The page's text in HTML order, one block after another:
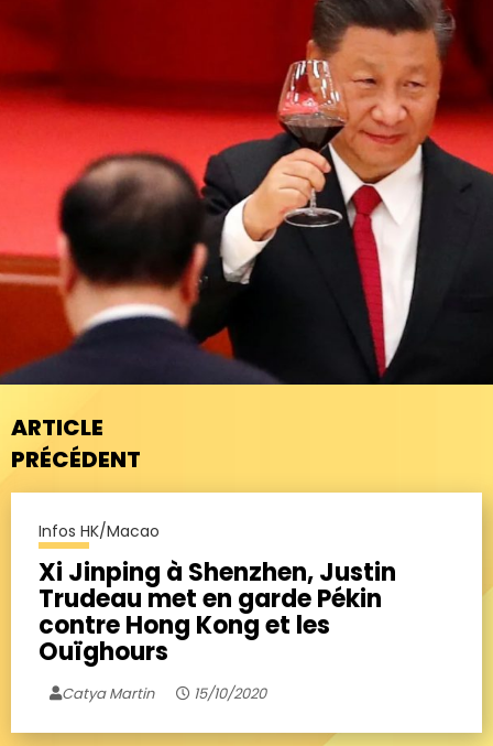
ARTICLE
PRÉCÉDENT
Infos HK/Macao
Xi Jinping à Shenzhen, Justin
Trudeau met en garde Pékin
contre Hong Kong et les
Ouïghours
Catya Martin 15/10/2020